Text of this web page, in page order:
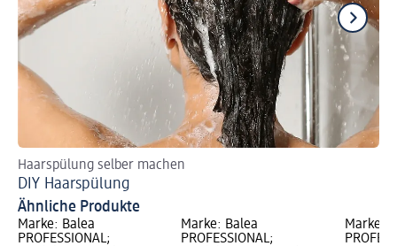
Haarspülung selber machen
DIY Haarspülung
Ähnliche Produkte
Marke: Balea
PROFESSIONAL;
Marke: Balea
PROFESSIONAL;
Marke: